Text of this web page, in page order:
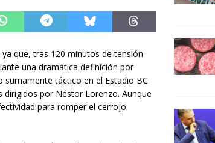
que, tras 120 minutos de tensión
una dramática definición por
sumamente táctico en el Estadio BC
dirigidos por Néstor Lorenzo. Aunque
para romper el cerrojo